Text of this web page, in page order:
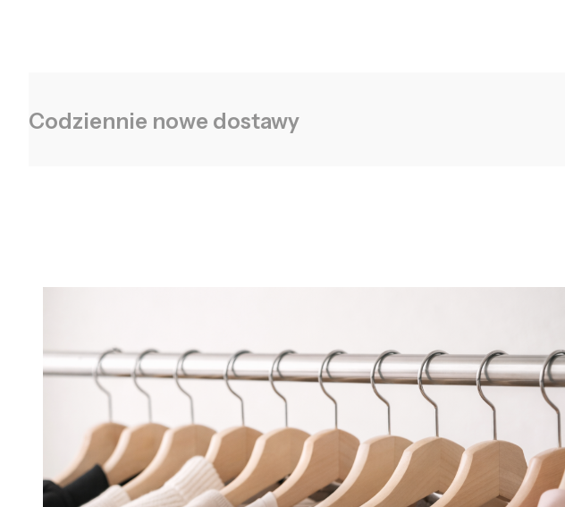
Codziennie nowe dostawy